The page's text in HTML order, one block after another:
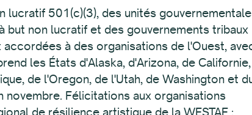
501(c)(3), des unités
but non lucratif et des gouvernements tribaux
à des organisations de l'Ouest,
les États d'Alaska, d'Arizona, de
de l'Oregon, de l'Utah, de Washington et
Félicitations aux organisations
de résilience artistique de la WESTAF :